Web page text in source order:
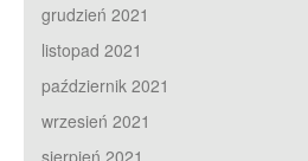
grudzień 2021
listopad 2021
październik 2021
wrzesień 2021
sierpień 2021